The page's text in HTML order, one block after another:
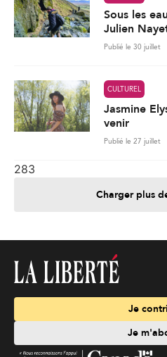
Sous les
Julien
Publié le 30 juillet
CULTUREL
Jasmine
venir
Publié le 27 juillet
283
Charger plus
Je
Je